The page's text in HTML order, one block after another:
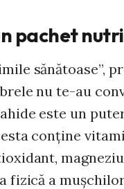
pachet
sănătoase”,
nu te-au
este un
conţine
fizică a